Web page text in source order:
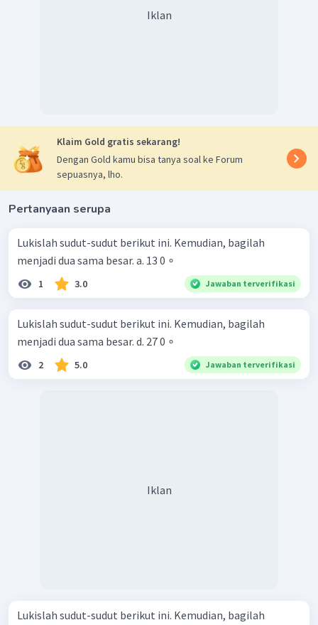
Iklan
Klaim Gold gratis sekarang!
Dengan Gold kamu bisa tanya soal ke Forum
sepuasnya, lho.
Pertanyaan serupa
Lukislah sudut-sudut berikut ini. Kemudian, bagilah
menjadi dua sama besar. a. 13 0 ∘
1 3.0 Jawaban terverifikasi
Lukislah sudut-sudut berikut ini. Kemudian, bagilah
menjadi dua sama besar. d. 27 0 ∘
2 5.0 Jawaban terverifikasi
Iklan
Lukislah sudut-sudut berikut ini. Kemudian, bagilah